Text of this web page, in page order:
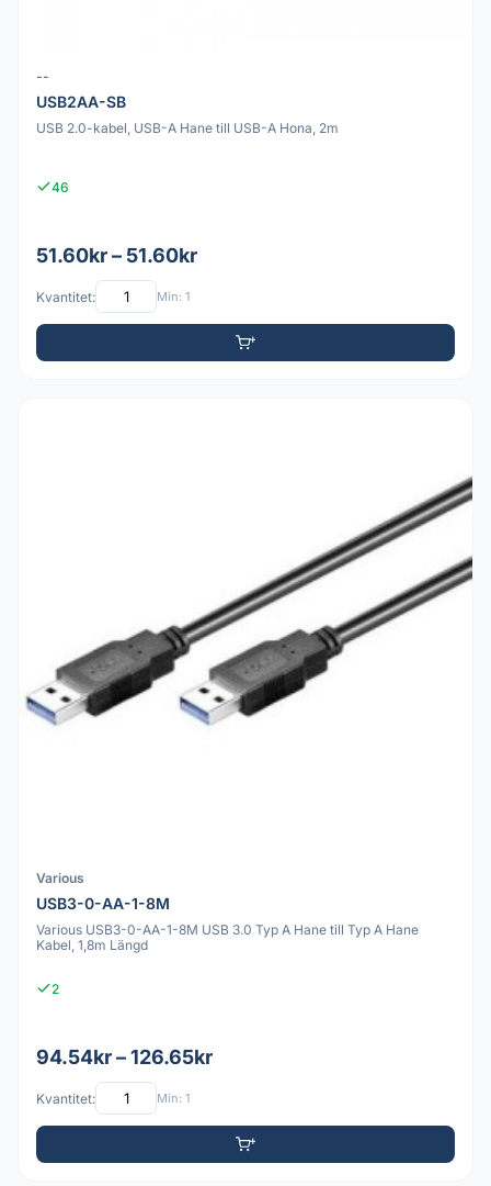
--
USB2AA-SB
USB 2.0-kabel, USB-A Hane till USB-A Hona, 2m
46
51.60kr – 51.60kr
Kvantitet: Min: 1
Various
USB3-0-AA-1-8M
Various USB3-0-AA-1-8M USB 3.0 Typ A Hane till Typ A Hane
Kabel, 1,8m Längd
2
94.54kr – 126.65kr
Kvantitet: Min: 1